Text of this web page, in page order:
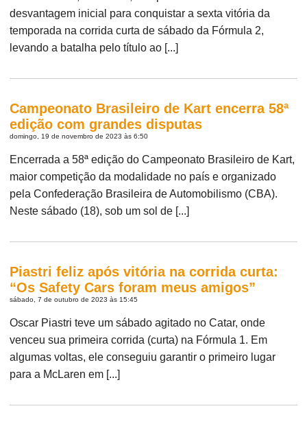
desvantagem inicial para conquistar a sexta vitória da
temporada na corrida curta de sábado da Fórmula 2,
levando a batalha pelo título ao [...]
Campeonato Brasileiro de Kart encerra 58ª
edição com grandes disputas
domingo, 19 de novembro de 2023 às 6:50
Encerrada a 58ª edição do Campeonato Brasileiro de Kart,
maior competição da modalidade no país e organizado
pela Confederação Brasileira de Automobilismo (CBA).
Neste sábado (18), sob um sol de [...]
Piastri feliz após vitória na corrida curta:
“Os Safety Cars foram meus amigos”
sábado, 7 de outubro de 2023 às 15:45
Oscar Piastri teve um sábado agitado no Catar, onde
venceu sua primeira corrida (curta) na Fórmula 1. Em
algumas voltas, ele conseguiu garantir o primeiro lugar
para a McLaren em [...]